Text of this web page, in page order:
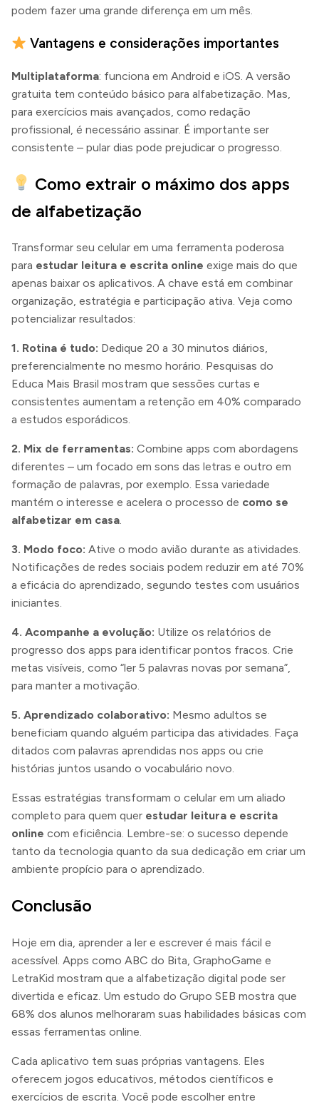
podem fazer uma grande diferença em um mês.
Vantagens e considerações importantes
Multiplataforma: funciona em Android e iOS. A versão
gratuita tem conteúdo básico para alfabetização. Mas,
para exercícios mais avançados, como redação
profissional, é necessário assinar. É importante ser
consistente – pular dias pode prejudicar o progresso.
Como extrair o máximo dos apps
de alfabetização
Transformar seu celular em uma ferramenta poderosa
para estudar leitura e escrita online exige mais do que
apenas baixar os aplicativos. A chave está em combinar
organização, estratégia e participação ativa. Veja como
potencializar resultados:
1. Rotina é tudo: Dedique 20 a 30 minutos diários,
preferencialmente no mesmo horário. Pesquisas do
Educa Mais Brasil mostram que sessões curtas e
consistentes aumentam a retenção em 40% comparado
a estudos esporádicos.
2. Mix de ferramentas: Combine apps com abordagens
diferentes – um focado em sons das letras e outro em
formação de palavras, por exemplo. Essa variedade
mantém o interesse e acelera o processo de como se
alfabetizar em casa.
3. Modo foco: Ative o modo avião durante as atividades.
Notificações de redes sociais podem reduzir em até 70%
a eficácia do aprendizado, segundo testes com usuários
iniciantes.
4. Acompanhe a evolução: Utilize os relatórios de
progresso dos apps para identificar pontos fracos. Crie
metas visíveis, como “ler 5 palavras novas por semana”,
para manter a motivação.
5. Aprendizado colaborativo: Mesmo adultos se
beneficiam quando alguém participa das atividades. Faça
ditados com palavras aprendidas nos apps ou crie
histórias juntos usando o vocabulário novo.
Essas estratégias transformam o celular em um aliado
completo para quem quer estudar leitura e escrita
online com eficiência. Lembre-se: o sucesso depende
tanto da tecnologia quanto da sua dedicação em criar um
ambiente propício para o aprendizado.
Conclusão
Hoje em dia, aprender a ler e escrever é mais fácil e
acessível. Apps como ABC do Bita, GraphoGame e
LetraKid mostram que a alfabetização digital pode ser
divertida e eficaz. Um estudo do Grupo SEB mostra que
68% dos alunos melhoraram suas habilidades básicas com
essas ferramentas online.
Cada aplicativo tem suas próprias vantagens. Eles
oferecem jogos educativos, métodos científicos e
exercícios de escrita. Você pode escolher entre